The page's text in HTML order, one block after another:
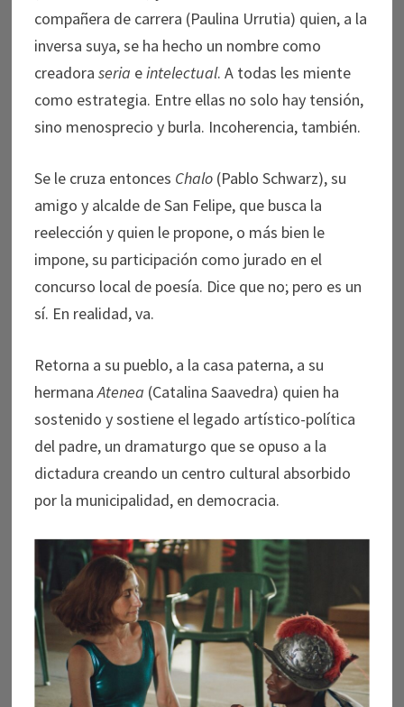
compañera de carrera (Paulina Urrutia) quien, a la
inversa suya, se ha hecho un nombre como
creadora seria eintelectual. A todas les miente
como estrategia. Entre ellas no solo hay tensión,
sino menosprecio y burla. Incoherencia, también.
Se le cruza entonces Chalo(Pablo Schwarz), su
amigo y alcalde de San Felipe, que busca la
reelección y quien le propone, o más bien le
impone, su participación como jurado en el
concurso local de poesía. Dice que no; pero es un
sí. En realidad, va.
Retorna a su pueblo, a la casa paterna, a su
hermanaAtenea (Catalina Saavedra) quien ha
sostenido y sostiene el legado artístico-política
del padre, un dramaturgo que se opuso a la
dictadura creando un centro cultural absorbido
por la municipalidad, en democracia.